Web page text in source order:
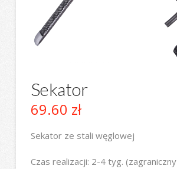
Sekator
69.60 zł
Sekator ze stali węglowej
Czas realizacji: 2-4 tyg.